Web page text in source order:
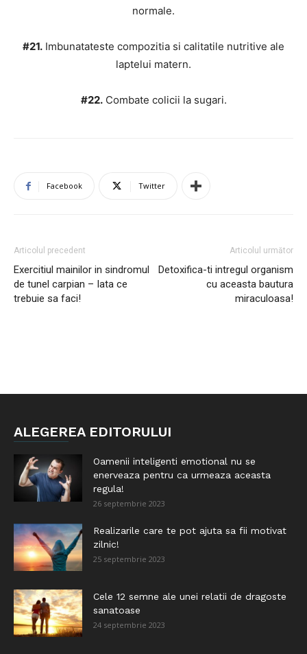
normale.
#21. Imbunatateste compozitia si calitatile nutritive ale
laptelui matern.
#22.Combate colicii la sugari.
Facebook Twitter
Articolul precedent
Exercitiul mainilor in sindromul
de tunel carpian – Iata ce
trebuie sa faci!
Articolul următor
Detoxifica-ti intregul organism
cu aceasta bautura
miraculoasa!
ALEGEREA EDITORULUI
Oamenii inteligenti emotional nu se
enerveaza pentru ca urmeaza aceasta
regula!
26 septembrie 2023
Realizarile care te pot ajuta sa fii motivat
zilnic!
25 septembrie 2023
Cele 12 semne ale unei relatii de dragoste
sanatoase
24 septembrie 2023